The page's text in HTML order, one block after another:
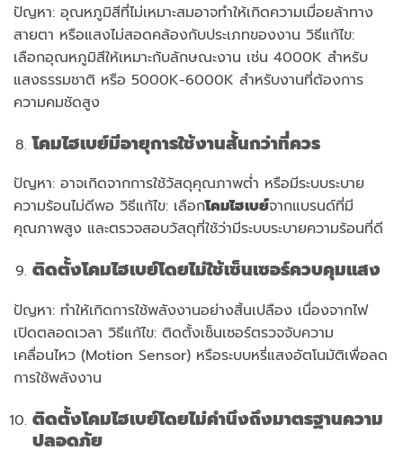
ปัญหา: อุณหภูมิสีที่ไม่เหมาะสมอาจทำให้เกิดความเมื่อยล้าทาง
สายตา หรือแสงไม่สอดคล้องกับประเภทของงาน วิธีแก้ไข:
เลือกอุณหภูมิสีให้เหมาะกับลักษณะงาน เช่น 4000K สำหรับ
แสงธรรมชาติ หรือ 5000K-6000K สำหรับงานที่ต้องการ
ความคมชัดสูง
โคมไฮเบย์มีอายุการใช้งานสั้นกว่าที่ควร
ปัญหา: อาจเกิดจากการใช้วัสดุคุณภาพต่ำ หรือมีระบบระบาย
ความร้อนไม่ดีพอ วิธีแก้ไข: เลือกโคมไฮเบย์จากแบรนด์ที่มี
คุณภาพสูง และตรวจสอบวัสดุที่ใช้ว่ามีระบบระบายความร้อนที่ดี
ติดตั้งโคมไฮเบย์โดยไม่ใช้เซ็นเซอร์ควบคุมแสง
ปัญหา: ทำให้เกิดการใช้พลังงานอย่างสิ้นเปลือง เนื่องจากไฟ
เปิดตลอดเวลา วิธีแก้ไข: ติดตั้งเซ็นเซอร์ตรวจจับความ
เคลื่อนไหว (Motion Sensor) หรือระบบหรี่แสงอัตโนมัติเพื่อลด
การใช้พลังงาน
ติดตั้งโคมไฮเบย์โดยไม่คำนึงถึงมาตรฐานความ
ปลอดภัย